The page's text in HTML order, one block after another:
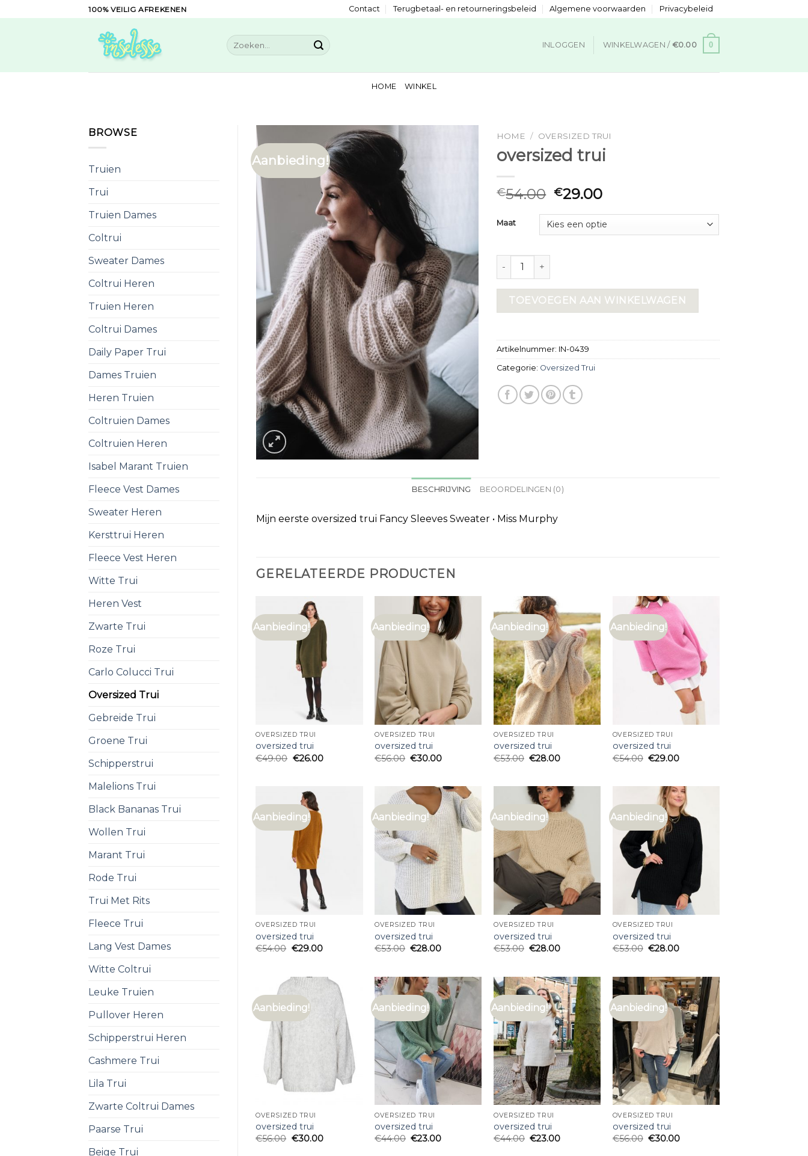
to
100% VEILIG AFREKENEN Contact Terugbetaal- en retourneringsbeleid Algemene voorwaarden Privacybeleid
Zoeken
naar:
INLOGGEN WINKELWAGEN / €0.00 0
HOME WINKEL
BROWSE
Truien
Trui
Truien Dames
Coltrui
Sweater Dames
Coltrui Heren
Truien Heren
Coltrui Dames
Daily Paper Trui
Dames Truien
Heren Truien
Coltruien Dames
Coltruien Heren
Isabel Marant Truien
Fleece Vest Dames
Sweater Heren
Kersttrui Heren
Fleece Vest Heren
Witte Trui
Heren Vest
Zwarte Trui
Roze Trui
Carlo Colucci Trui
Oversized Trui
Gebreide Trui
Groene Trui
Schipperstrui
Malelions Trui
Black Bananas Trui
Wollen Trui
Marant Trui
Rode Trui
Trui Met Rits
Fleece Trui
Lang Vest Dames
Witte Coltrui
Leuke Truien
Pullover Heren
Schipperstrui Heren
Cashmere Trui
Lila Trui
Zwarte Coltrui Dames
Paarse Trui
Beige Trui
Aanbieding!
HOME / OVERSIZED TRUI
oversized trui
€54.00 €29.00
Maat
oversized trui aantal
TOEVOEGEN AAN WINKELWAGEN
Artikelnummer: IN-0439
Categorie: Oversized Trui
BESCHRIJVING BEOORDELINGEN (0)
Mijn eerste oversized trui Fancy Sleeves Sweater • Miss Murphy
GERELATEERDE PRODUCTEN
Aanbieding!
OVERSIZED TRUI
oversized trui
€49.00 €26.00
Aanbieding!
OVERSIZED TRUI
oversized trui
€56.00 €30.00
Aanbieding!
OVERSIZED TRUI
oversized trui
€53.00 €28.00
Aanbieding!
OVERSIZED TRUI
oversized trui
€54.00 €29.00
Aanbieding!
OVERSIZED TRUI
oversized trui
€54.00 €29.00
Aanbieding!
OVERSIZED TRUI
oversized trui
€53.00 €28.00
Aanbieding!
OVERSIZED TRUI
oversized trui
€53.00 €28.00
Aanbieding!
OVERSIZED TRUI
oversized trui
€53.00 €28.00
Aanbieding!
OVERSIZED TRUI
oversized trui
€56.00 €30.00
Aanbieding!
OVERSIZED TRUI
oversized trui
€44.00 €23.00
Aanbieding!
OVERSIZED TRUI
oversized trui
€44.00 €23.00
Aanbieding!
OVERSIZED TRUI
oversized trui
€56.00 €30.00